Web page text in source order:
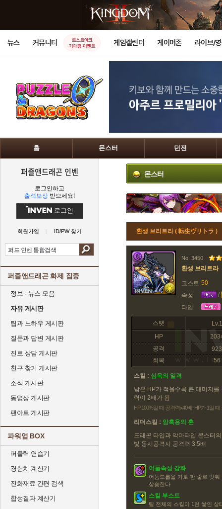
뉴스 커뮤니티
로스트아크
기대평 이벤트
게임캘린더 게이머존 라이브/
홈 몬스터 던전
퍼즐앤드래곤 인벤
로그인하고
출석보상 받으세요!
로그인
회원가입 ID/PW 찾기
퍼즐앤드래곤 화제 집중
정보 · 뉴스 모음
자유 게시판
팁과 노하우 게시판
질문과 답변 게시판
진로 상담 게시판
친구 찾기 게시판
소식 게시판
동영상 게시판
팬아트 게시판
파워업 BOX
퍼즐력 연습기
경험치 계산기
진화재료 간편 검색
합성결과 계산기
몬스터
환생 브리트라 ( 転生ヴリトラ )
No. 3450
환생 브리트라
코스트 50
속성
/
타입
스탯
Lv.1
HP
공격
923
회복
56
스킬 : 심옥의 일격
남은 HP가 적을수록 큰 대미지
력이 2배가 됨
HP 100%일 때 공격력x40배, HP가 1일
리더스킬 : 암흑용의 혼
드래곤 타입과 악마타입 몬스터
빛 동시공격시 공격력 3.5배
어둠속성 강화
어둠드롭을 가로 한 줄로 맞
상승한다
스킬 부스트
팀 전체의 스킬이 1턴 쌓인 상